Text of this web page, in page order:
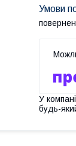
У
будь-